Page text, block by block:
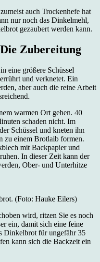
auch Trockenhefe hat
nur noch das Dinkelmehl,
gezaubert werden kann.
Zubereitung
eine größere Schüssel
und verknetet. Ein
aber auch die reine Arbeit
warmen Ort gehen. 40
schaden nicht. Im
Schüssel und kneten ihn
zu einem Brotlaib formen.
mit Backpapier und
In dieser Zeit kann der
Ober- und Unterhitze
(Foto: Hauke Eilers)
wird, ritzen Sie es noch
ein, damit sich eine feine
Dinkelbrot für ungefähr 35
kann sich die Backzeit ein